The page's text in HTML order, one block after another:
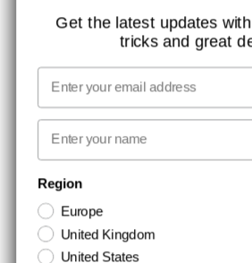
KONTAKT
JOB HOS CCBSAFETY
MEDIA
VI TAGER ANSVAR
NYHEDSBREV TILMELDING
Hold dig opdateret med gode tilbud og
opbevares sikkert og du kan til enhver tid
Get the latest updates
tricks and great
Email
First name
Region
Europe
United Kingdom
United States